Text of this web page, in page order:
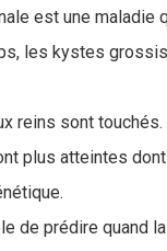
est une maladie
les kystes
reins sont touchés.
plus atteintes
de prédire quand